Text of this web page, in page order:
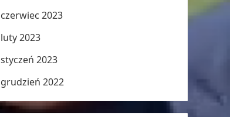
czerwiec 2023
luty 2023
styczeń 2023
grudzień 2022